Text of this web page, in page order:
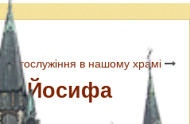
Богослужіння в нашому храмі
Йосифа